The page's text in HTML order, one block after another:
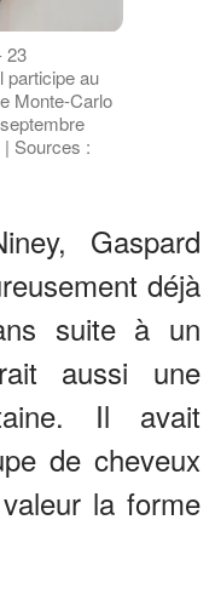
23
participe au
Monte-Carlo
Sources :
Gaspard
déjà
suite à un
aussi une
Il avait
de cheveux
la forme